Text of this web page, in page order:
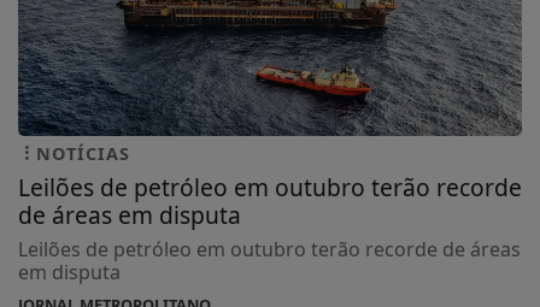
NOTÍCIAS
Leilões de petróleo em outubro terão recorde
de áreas em disputa
Leilões de petróleo em outubro terão recorde de áreas
em disputa